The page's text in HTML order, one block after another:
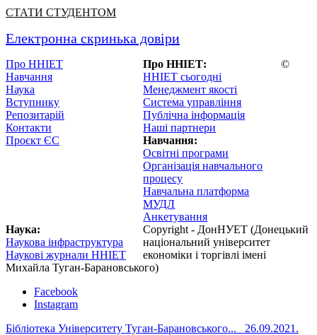
СТАТИ СТУДЕНТОМ
Електронна скринька довіри
Про ННІЕТ
Навчання
Наука
Вступнику
Репозитарій
Контакти
Проєкт ЄС
Про ННІЕТ:
ННІЕТ сьогодні
Менеджмент якості
Система управління
Публічна інформація
Наші партнери
Навчання:
Освітні програми
Організація навчального
процесу
Навчальна платформа
МУДЛ
Анкетування
Наука:
Наукова інфраструктура
Наукові журнали ННІЕТ
©
Copyright - ДонНУЕТ (Донецький
національний університет
економіки і торгівлі імені
Михайла Туган-Барановського)
Facebook
Instagram
Бібліотека Університету Туган-Барановського...
26.09.2021.